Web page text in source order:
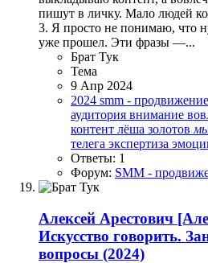
пишут в личку. Мало людей
3. Я просто не понимаю, что
уже прошел. Эти фразы —...
Брат Тук
Тема
9 Апр 2024
2024 smm -
аудитория внимание
контент лёша золотов
телега экспертиза
Ответы: 1
Форум: SMM -
Алексей Арестович
Искусство говорить.
вопросы (2024)